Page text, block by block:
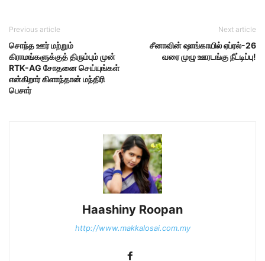
Previous article
சொந்த ஊர் மற்றும்
கிராமங்களுக்குத் திரும்பும் முன்
RTK-AG சோதனை செய்யுங்கள்
என்கிறார் கிளாந்தான் மந்திரி
பெசார்
Next article
சீனாவின் ஷாங்காயில் ஏப்ரல்-26
வரை முழு ஊரடங்கு நீட்டிப்பு!
Haashiny Roopan
http://www.makkalosai.com.my